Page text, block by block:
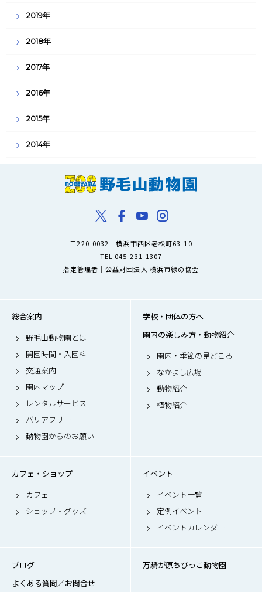
2019年
2018年
2017年
2016年
2015年
2014年
〒220-0032 横浜市西区老松町63-10
TEL 045-231-1307
指定管理者｜公益財団法人 横浜市緑の協会
総合案内
野毛山動物園とは
開園時間・入園料
交通案内
園内マップ
レンタルサービス
バリアフリー
動物園からのお願い
学校・団体の方へ
園内の楽しみ方・動物紹介
園内・季節の見どころ
なかよし広場
動物紹介
植物紹介
カフェ・ショップ
カフェ
ショップ・グッズ
イベント
イベント一覧
定例イベント
イベントカレンダー
ブログ
よくある質問／お問合せ
万騎が原ちびっこ動物園